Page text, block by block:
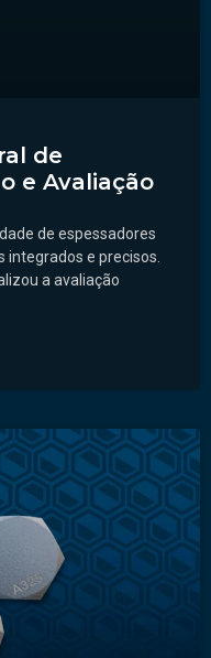
de
e Avaliação
de espessadores
integrados e precisos.
a avaliação